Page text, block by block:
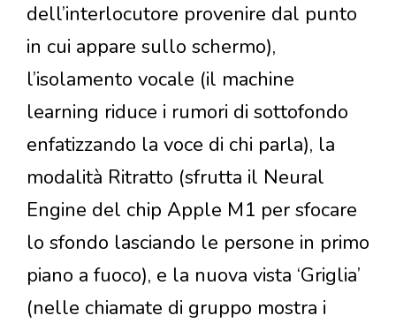
dell’interlocutore provenire dal punto
in cui appare sullo schermo),
l’isolamento vocale (il machine
learning riduce i rumori di sottofondo
enfatizzando la voce di chi parla), la
modalità Ritratto (sfrutta il Neural
Engine del chip Apple M1 per sfocare
lo sfondo lasciando le persone in primo
piano a fuoco), e la nuova vista ‘Griglia’
(nelle chiamate di gruppo mostra i